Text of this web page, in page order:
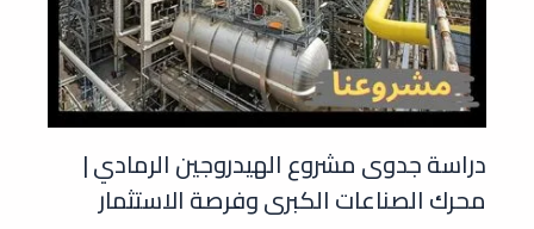
دراسة جدوى مشروع الهيدروجين الرمادي |
محرك الصناعات الكبرى وفرصة الاستثمار